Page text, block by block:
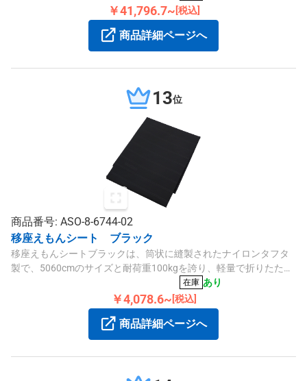
￥41,796.7~ [税込]
商品詳細ページへ
13位
商品番号: ASO-8-6744-02
移座えもんシート ブラック
移座えもんシートブラックは、筒状に縫製されたナイロンタフタ
製で、5060cmのサイズと耐荷重100kgを誇り、軽量で折りたたみ
在庫 あり
￥4,078.6~ [税込]
商品詳細ページへ